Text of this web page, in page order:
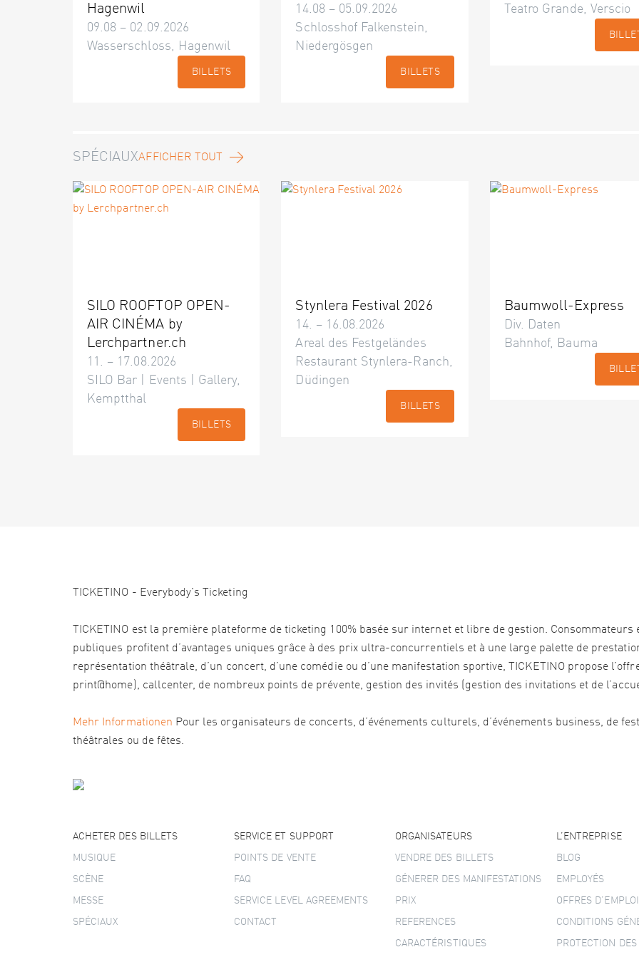
Hagenwil
09.08 – 02.09.2026
Wasserschloss, Hagenwil
BILLETS
14.08 – 05.09.2026
Schlosshof Falkenstein,
Niedergösgen
BILLETS
Teatro Grande, Verscio
SPÉCIAUXAFFICHER TOUT
SILO ROOFTOP OPEN-
AIR CINÉMA by
Lerchpartner.ch
11. – 17.08.2026
SILO Bar | Events | Gallery,
Kemptthal
BILLETS
Stynlera Festival 2026
14. – 16.08.2026
Areal des Festgeländes
Restaurant Stynlera-Ranch,
Düdingen
BILLETS
Baumwoll-Express
Div. Daten
Bahnhof, Bauma
TICKETINO - Everybody's Ticketing
TICKETINO est la première plateforme de ticketing 100% basée sur internet et libre de gestion.
publiques profitent d’avantages uniques grâce à des prix ultra-concurrentiels et à une large palette de
représentation théâtrale, d’un concert, d’une comédie ou d’une manifestation sportive, TICKETINO propose
print@home), callcenter, de nombreux points de prévente, gestion des invités (gestion des invitations et de
Mehr Informationen Pour les organisateurs de concerts, d’événements culturels, d’événements business, de
théâtrales ou de fêtes.
ACHETER DES BILLETS
MUSIQUE
SCÈNE
MESSE
SPÉCIAUX
SERVICE ET SUPPORT
POINTS DE VENTE
FAQ
SERVICE LEVEL AGREEMENTS
CONTACT
ORGANISATEURS
VENDRE DES BILLETS
GÉNERER DES MANIFESTATIONS
PRIX
REFERENCES
CARACTÉRISTIQUES
L’ENTREPRISE
BLOG
EMPLOYÉS
OFFRES D’EMPLOI
CONDITIONS
PROTECTION